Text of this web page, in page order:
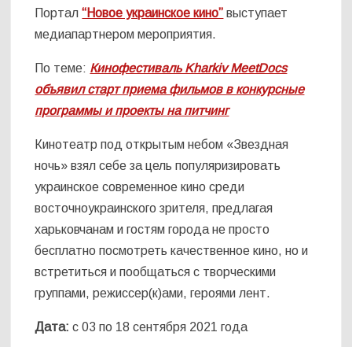
Портал“Новое украинское кино” выступает
медиапартнером мероприятия.
По теме: Кинофестиваль Kharkiv MeetDocs
объявил старт приема фильмов в конкурсные
программы и проекты на питчинг
Кинотеатр под открытым небом «Звездная
ночь» взял себе за цель популяризировать
украинское современное кино среди
восточноукраинского зрителя, предлагая
харьковчанам и гостям города не просто
бесплатно посмотреть качественное кино, но и
встретиться и пообщаться с творческими
группами, режиссер(к)ами, героями лент.
Дата:с 03 по 18 сентября 2021 года